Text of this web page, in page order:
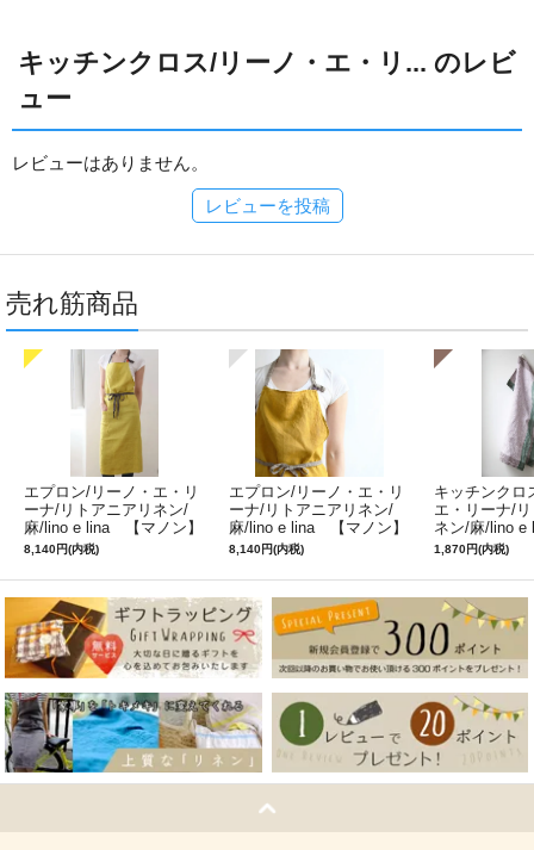
キッチンクロス/リーノ・エ・リ... のレビ
ュー
レビューはありません。
レビューを投稿
売れ筋商品
エプロン/リーノ・エ・リ
ーナ/リトアニアリネン/
麻/lino e lina 【マノン】
ミモザ
8,140円(内税)
エプロン/リーノ・エ・リ
ーナ/リトアニアリネン/
麻/lino e lina 【マノン】
サフランイエロー
8,140円(内税)
キッチンクロ
エ・リーナ/
ネン/麻/lino
ルフィ】パー
1,870円(内税)